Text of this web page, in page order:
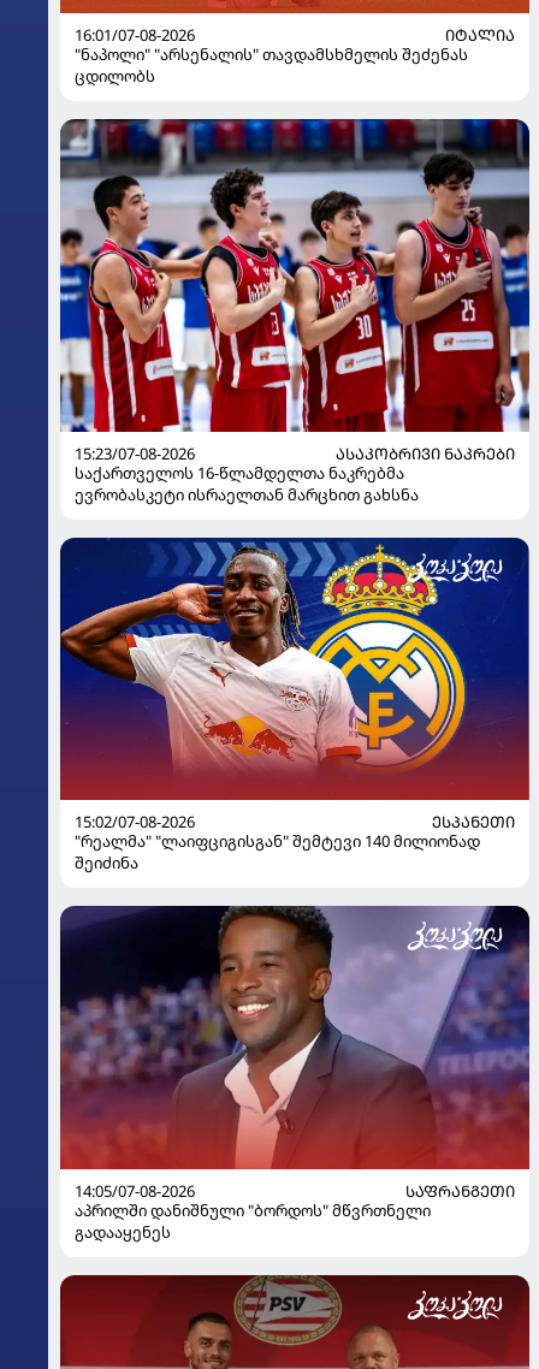
16:01/07-08-2026
ᲘᲢᲐᲚᲘᲐ
"ნაპოლი" "არსენალის" თავდამსხმელის შეძენას
ცდილობს
15:23/07-08-2026
ᲐᲡᲐᲙᲝᲑᲠᲘᲕᲘ ᲜᲐᲙᲠᲔᲑᲘ
საქართველოს 16-წლამდელთა ნაკრებმა
ევრობასკეტი ისრაელთან მარცხით გახსნა
15:02/07-08-2026
ᲔᲡᲞᲐᲜᲔᲗᲘ
"რეალმა" "ლაიფციგისგან" შემტევი 140 მილიონად
შეიძინა
14:05/07-08-2026
ᲡᲐᲤᲠᲐᲜᲒᲔᲗᲘ
აპრილში დანიშნული "ბორდოს" მწვრთნელი
გადააყენეს